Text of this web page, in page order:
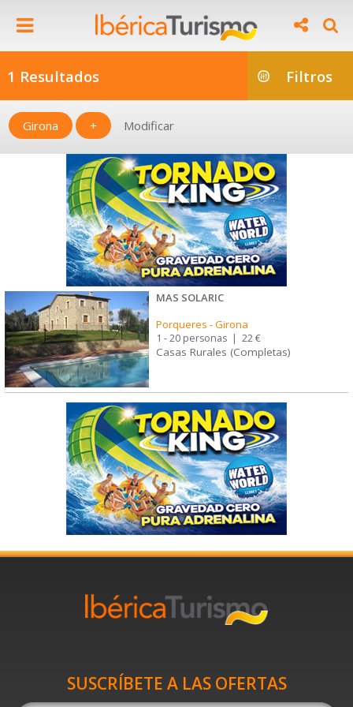
1 Resultados Filtros
Girona + Modificar
MAS SOLARIC
Porqueres -Girona
1 - 20 personas | 22 €
Casas Rurales (Completas)
SUSCRÍBETE A LAS OFERTAS